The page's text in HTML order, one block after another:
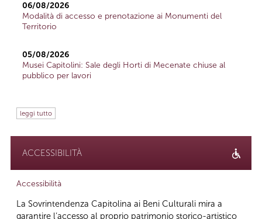
06/08/2026
Modalità di accesso e prenotazione ai Monumenti del
Territorio
05/08/2026
Musei Capitolini: Sale degli Horti di Mecenate chiuse al
pubblico per lavori
leggi tutto
ACCESSIBILITÀ
Accessibilità
La Sovrintendenza Capitolina ai Beni Culturali mira a
garantire l’accesso al proprio patrimonio storico-artistico